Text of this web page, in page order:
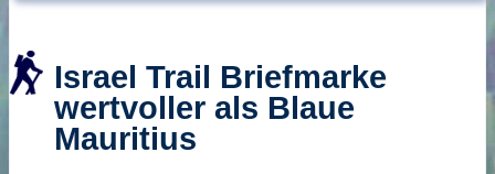
Israel Trail Briefmarke
wertvoller als Blaue
Mauritius